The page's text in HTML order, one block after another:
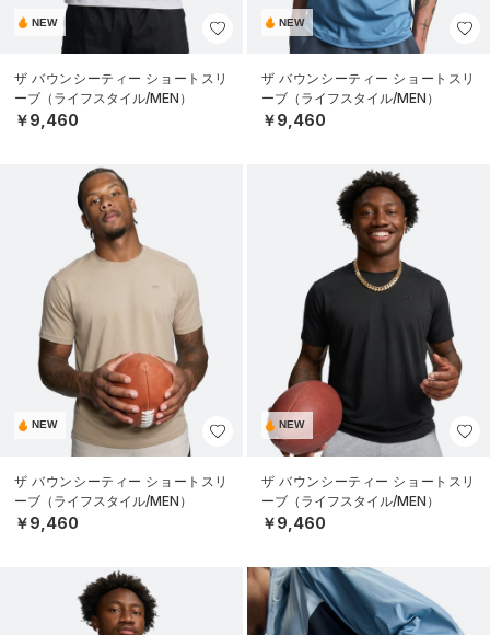
NEW
ザ バウンシーティー ショートスリ
ーブ（ライフスタイル/MEN）
￥9,460
NEW
ザ バウンシーティー ショートスリ
ーブ（ライフスタイル/MEN）
￥9,460
NEW
ザ バウンシーティー ショートスリ
ーブ（ライフスタイル/MEN）
￥9,460
NEW
ザ バウンシーティー ショートスリ
ーブ（ライフスタイル/MEN）
￥9,460